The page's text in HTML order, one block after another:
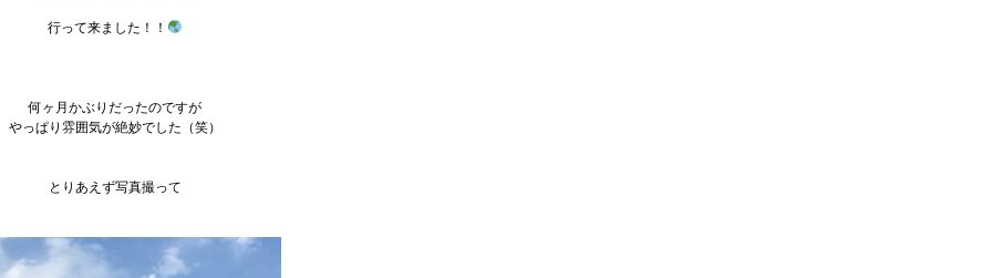
行って来ました！！
何ヶ月かぶりだったのですが
やっぱり雰囲気が絶妙でした（笑）
とりあえず写真撮って